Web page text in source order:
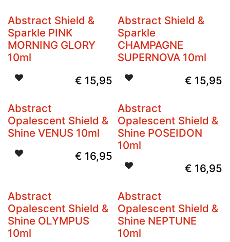
Abstract Shield &
Sparkle PINK
MORNING GLORY
10ml
€ 15,95
Abstract Shield &
Sparkle
CHAMPAGNE
SUPERNOVA 10ml
€ 15,95
Abstract
Opalescent Shield &
Shine VENUS 10ml
€ 16,95
Abstract
Opalescent Shield &
Shine POSEIDON
10ml
€ 16,95
Abstract
Opalescent Shield &
Shine OLYMPUS
10ml
Abstract
Opalescent Shield &
Shine NEPTUNE
10ml